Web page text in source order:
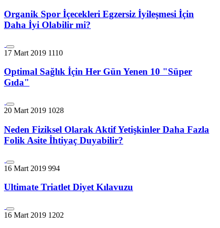
Organik Spor İçecekleri Egzersiz İyileşmesi İçin
Daha İyi Olabilir mi?
17 Mart 2019 1110
Optimal Sağlık İçin Her Gün Yenen 10 "Süper
Gıda"
20 Mart 2019 1028
Neden Fiziksel Olarak Aktif Yetişkinler Daha Fazla
Folik Asite İhtiyaç Duyabilir?
16 Mart 2019 994
Ultimate Triatlet Diyet Kılavuzu
16 Mart 2019 1202